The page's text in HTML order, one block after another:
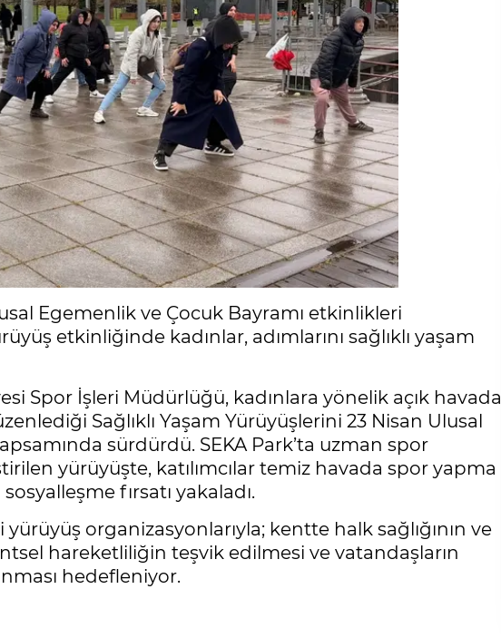
Egemenlik ve Çocuk Bayramı etkinlikleri
etkinliğinde kadınlar, adımlarını sağlıklı yaşam
Spor İşleri Müdürlüğü, kadınlara yönelik açık havada
Sağlıklı Yaşam Yürüyüşlerini 23 Nisan Ulusal
sürdürdü. SEKA Park’ta uzman spor
yürüyüşte, katılımcılar temiz havada spor yapma
fırsatı yakaladı.
organizasyonlarıyla; kentte halk sağlığının ve
hareketliliğin teşvik edilmesi ve vatandaşların
hedefleniyor.